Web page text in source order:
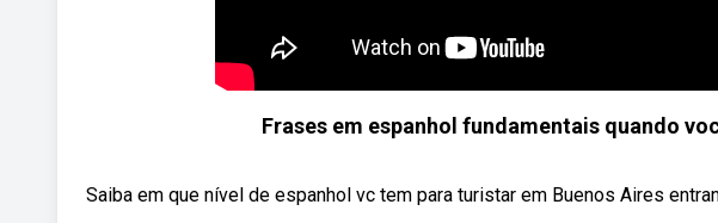
Frases em espanhol fundamentais quando
Saiba em que nível de espanhol vc tem para turistar em Buenos Aires